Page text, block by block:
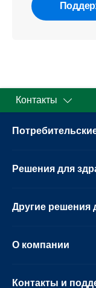
Контакты
Решения для
Другие решения
О компании
Контакты и